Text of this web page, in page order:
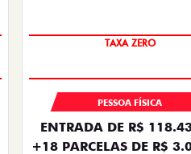
PESSOA FÍSICA
ENTRADA DE R$
+18 PARCELAS DE R$